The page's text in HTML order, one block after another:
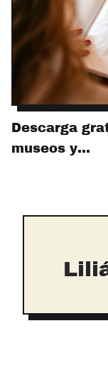
Descarga
museos y…